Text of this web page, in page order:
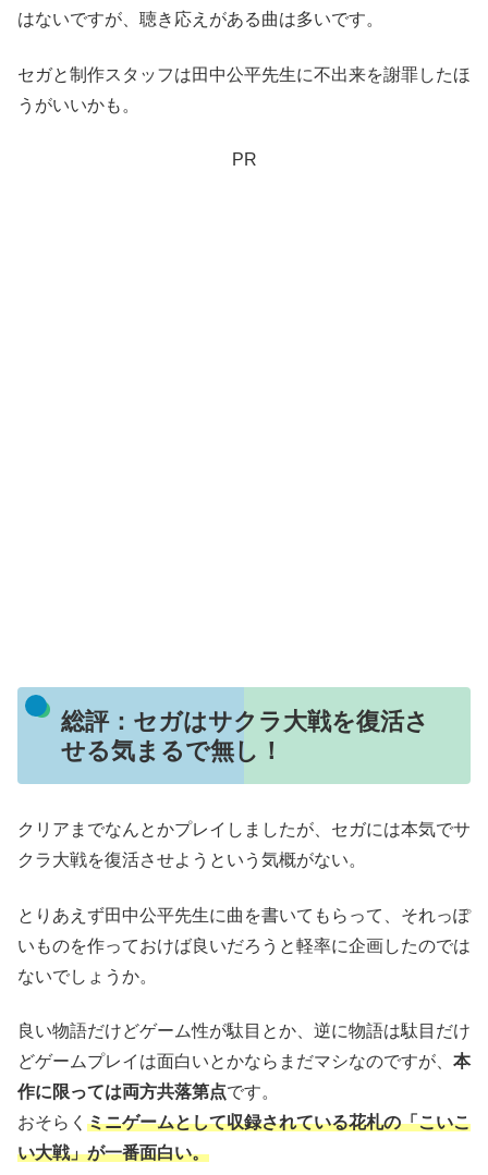
はないですが、聴き応えがある曲は多いです。
セガと制作スタッフは田中公平先生に不出来を謝罪したほ
うがいいかも。
PR
総評：セガはサクラ大戦を復活さ
せる気まるで無し！
クリアまでなんとかプレイしましたが、セガには本気でサ
クラ大戦を復活させようという気概がない。
とりあえず田中公平先生に曲を書いてもらって、それっぽ
いものを作っておけば良いだろうと軽率に企画したのでは
ないでしょうか。
良い物語だけどゲーム性が駄目とか、逆に物語は駄目だけ
どゲームプレイは面白いとかならまだマシなのですが、 本
作に限っては両方共落第点です。
おそらく ミニゲームとして収録されている花札の「こいこ
い大戦」が一番面白い。